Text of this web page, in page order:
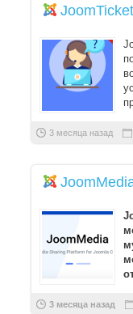
3 месяца назад
...
3 месяца назад